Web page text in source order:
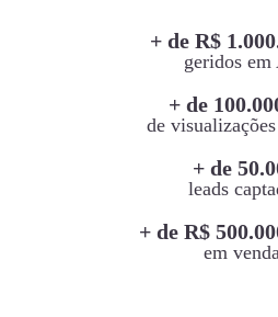
+ de R$
geridos em
+ de
de
+ de
leads
+ de R$
em